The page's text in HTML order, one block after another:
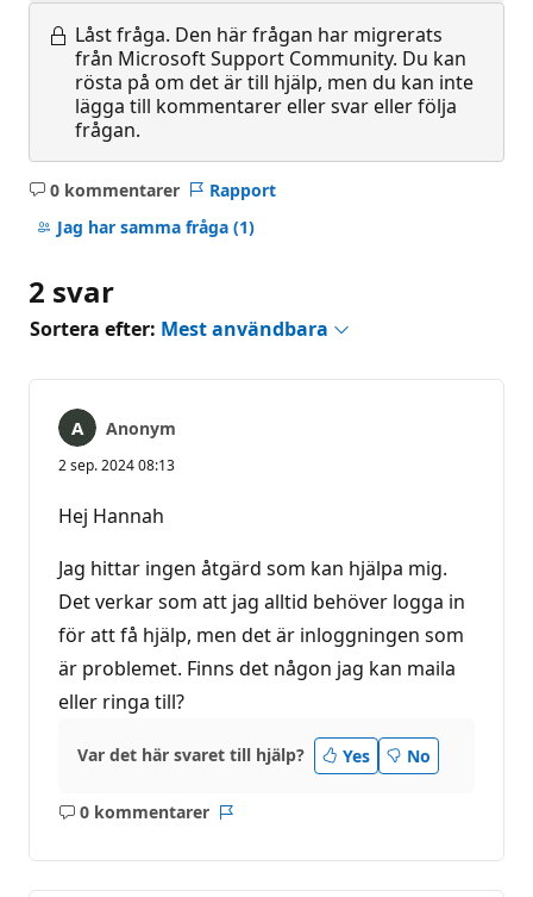
Låst fråga. Den här frågan har migrerats
från Microsoft Support Community. Du kan
rösta på om det är till hjälp, men du kan inte
lägga till kommentarer eller svar eller följa
frågan.
0 kommentarer
Inga
kommentarer
Rapport
Jag har samma fråga (1)
2 svar
Sortera efter: Mest användbara
Anonym
2 sep. 2024 08:13
Hej Hannah
Jag hittar ingen åtgärd som kan hjälpa mig.
Det verkar som att jag alltid behöver logga in
för att få hjälp, men det är inloggningen som
är problemet. Finns det någon jag kan maila
eller ringa till?
Var det här svaret till hjälp? Yes No
0 kommentarer
Inga